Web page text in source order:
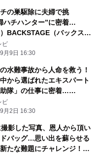
の巣駆除に夫婦で挑
ハチハンター”に密着…
BACKSTAGE（バックステ
ビ
月9日 16:30
水難事故から人命を救う！
から選ばれたエキスパート
助隊」の仕事に密着…
BACKSTAGE（バックステ
ビ
月2日 16:30
影した写真、恩人から頂い
バッグ…思い出を蘇らせる
たな難題にチャレンジ！